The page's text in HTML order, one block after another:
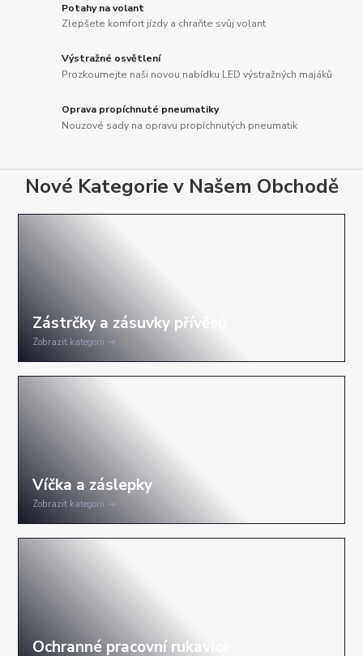
Potahy na volant
Zlepšete komfort jízdy a chraňte svůj volant
Výstražné osvětlení
Prozkoumejte naši novou nabídku LED výstražných majáků
Oprava propíchnuté pneumatiky
Nouzové sady na opravu propíchnutých pneumatik
Nové Kategorie v Našem Obchodě
Zobrazit kategorii
Zobrazit kategorii